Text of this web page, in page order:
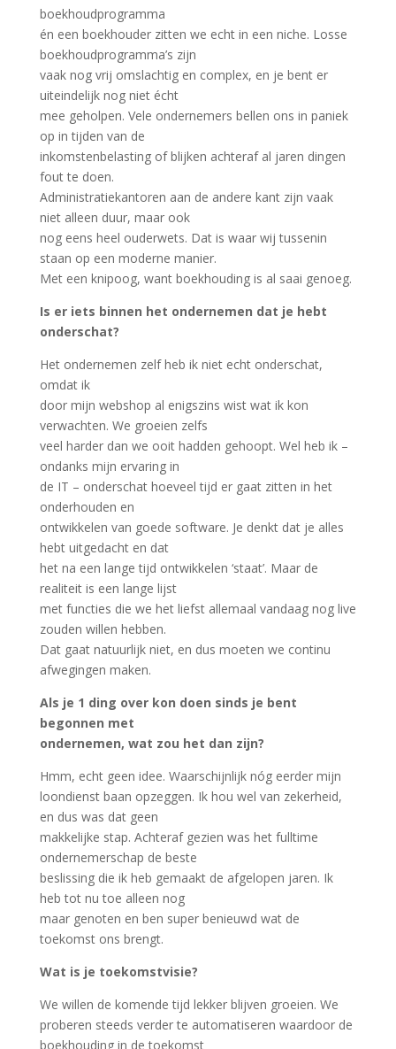
boekhoudprogramma
én een boekhouder zitten we echt in een niche. Losse
boekhoudprogramma’s zijn
vaak nog vrij omslachtig en complex, en je bent er
uiteindelijk nog niet écht
mee geholpen. Vele ondernemers bellen ons in paniek
op in tijden van de
inkomstenbelasting of blijken achteraf al jaren dingen
fout te doen.
Administratiekantoren aan de andere kant zijn vaak
niet alleen duur, maar ook
nog eens heel ouderwets. Dat is waar wij tussenin
staan op een moderne manier.
Met een knipoog, want boekhouding is al saai genoeg.
Is er iets binnen het ondernemen dat je hebt
onderschat?
Het ondernemen zelf heb ik niet echt onderschat,
omdat ik
door mijn webshop al enigszins wist wat ik kon
verwachten. We groeien zelfs
veel harder dan we ooit hadden gehoopt. Wel heb ik –
ondanks mijn ervaring in
de IT – onderschat hoeveel tijd er gaat zitten in het
onderhouden en
ontwikkelen van goede software. Je denkt dat je alles
hebt uitgedacht en dat
het na een lange tijd ontwikkelen ‘staat’. Maar de
realiteit is een lange lijst
met functies die we het liefst allemaal vandaag nog live
zouden willen hebben.
Dat gaat natuurlijk niet, en dus moeten we continu
afwegingen maken.
Als je 1 ding over kon doen sinds je bent
begonnen met
ondernemen, wat zou het dan zijn?
Hmm, echt geen idee. Waarschijnlijk nóg eerder mijn
loondienst baan opzeggen. Ik hou wel van zekerheid,
en dus was dat geen
makkelijke stap. Achteraf gezien was het fulltime
ondernemerschap de beste
beslissing die ik heb gemaakt de afgelopen jaren. Ik
heb tot nu toe alleen nog
maar genoten en ben super benieuwd wat de
toekomst ons brengt.
Wat is je toekomstvisie?
We willen de komende tijd lekker blijven groeien. We
proberen steeds verder te automatiseren waardoor de
boekhouding in de toekomst